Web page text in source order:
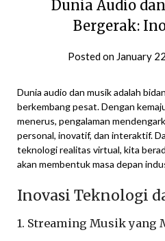
Dunia Audio
Bergerak:
Posted on January
Dunia audio dan musik adalah
berkembang pesat. Dengan
menerus, pengalaman
personal, inovatif, dan interaktif.
teknologi realitas virtual, kita
akan membentuk masa depan
Inovasi Teknologi
1. Streaming Musik yang